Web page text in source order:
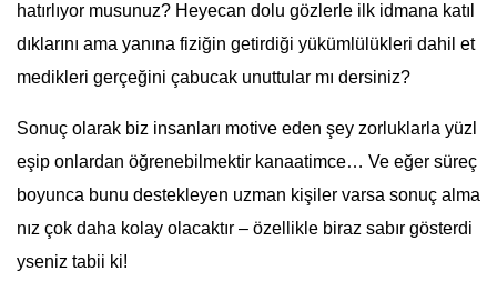
hatırlıyor musunuz? Heyecan dolu gözlerle ilk idmana katıl
dıklarını ama yanına fiziğin getirdiği yükümlülükleri dahil et
medikleri gerçeğini çabucak unuttular mı dersiniz?
Sonuç olarak biz insanları motive eden şey zorluklarla yüzl
eşip onlardan öğrenebilmektir kanaatimce… Ve eğer süreç
boyunca bunu destekleyen uzman kişiler varsa sonuç alma
nız çok daha kolay olacaktır – özellikle biraz sabır gösterdi
yseniz tabii ki!